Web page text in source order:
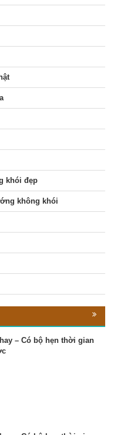
khói đẹp
không khói
– Có bộ hẹn thời gian